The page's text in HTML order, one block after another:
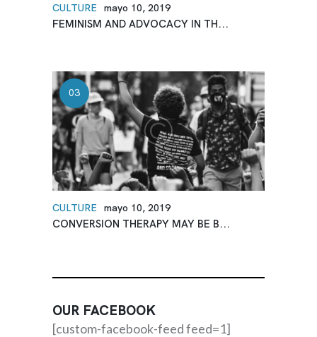
CULTURE mayo 10, 2019
FEMINISM AND ADVOCACY IN TH...
CULTURE mayo 10, 2019
CONVERSION THERAPY MAY BE B...
OUR FACEBOOK
[custom-facebook-feed feed=1]